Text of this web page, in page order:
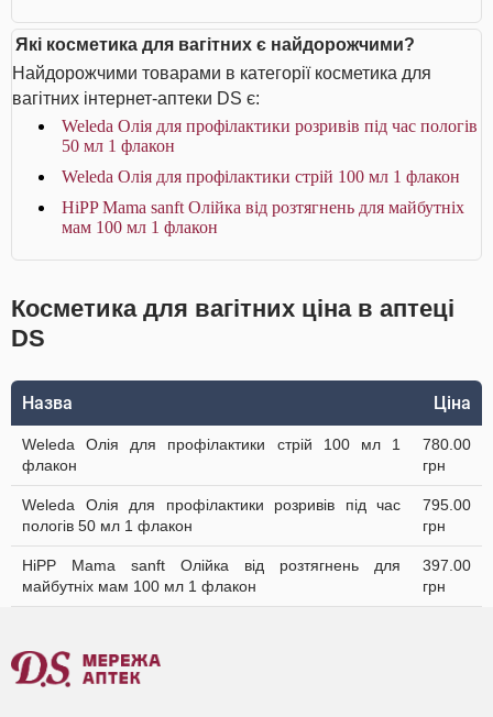
Які косметика для вагітних є найдорожчими?
Найдорожчими товарами в категорії косметика для
вагітних інтернет-аптеки DS є:
Weleda Олія для профілактики розривів під час пологів
50 мл 1 флакон
Weleda Олія для профілактики стрій 100 мл 1 флакон
HiPP Mama sanft Олійка від розтягнень для майбутніх
мам 100 мл 1 флакон
Косметика для вагітних ціна в аптеці
DS
Назва Ціна
Weleda Олія для профілактики стрій 100 мл 1
флакон
780.00
грн
Weleda Олія для профілактики розривів під час
пологів 50 мл 1 флакон
795.00
грн
HiPP Mama sanft Олійка від розтягнень для
майбутніх мам 100 мл 1 флакон
397.00
грн